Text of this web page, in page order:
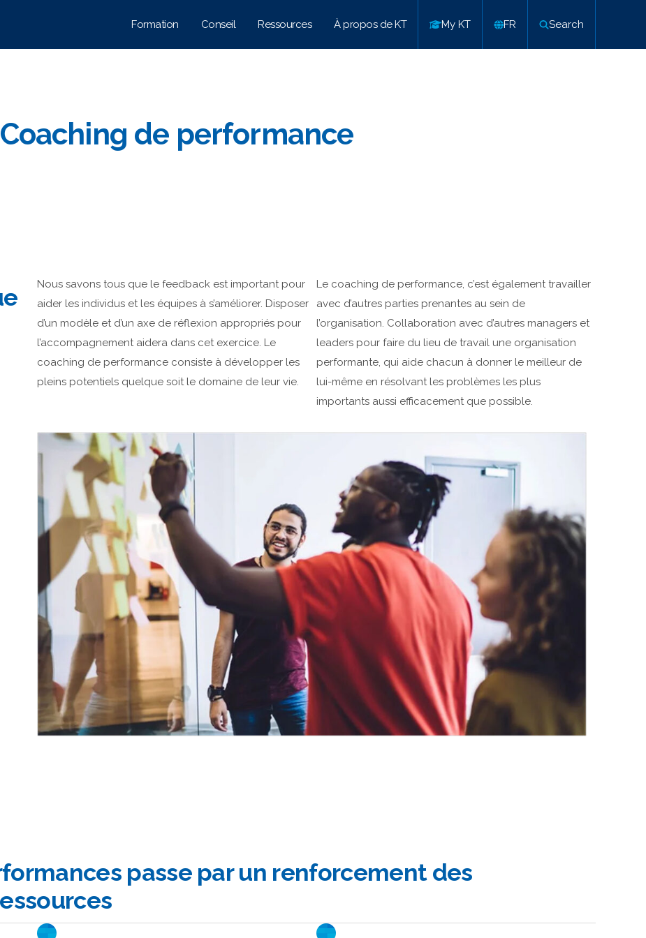
Formation Conseil Ressources À propos de KT My KT FR Search
Coaching de performance
Nous savons tous que le feedback est important pour
aider les individus et les équipes à s’améliorer. Disposer
d’un modèle et d’un axe de réflexion appropriés pour
l’accompagnement aidera dans cet exercice. Le
coaching de performance consiste à développer les
pleins potentiels quelque soit le domaine de leur vie.
Le coaching de performance, c’est également travailler
avec d’autres parties prenantes au sein de
l’organisation. Collaboration avec d’autres managers et
leaders pour faire du lieu de travail une organisation
performante, qui aide chacun à donner le meilleur de
lui-même en résolvant les problèmes les plus
importants aussi efficacement que possible.
passe par un renforcement des